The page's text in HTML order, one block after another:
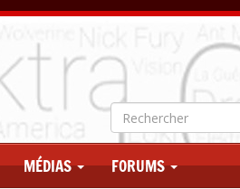
MÉDIAS FORUMS